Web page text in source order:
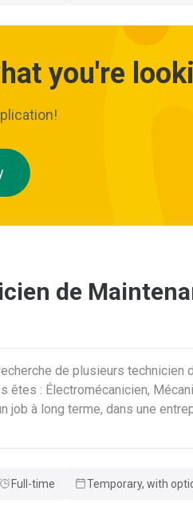
you're
de
de plusieurs technicien
job à long terme, dans une
à moins de 45 minutes de votre
Full-time Temporary, with